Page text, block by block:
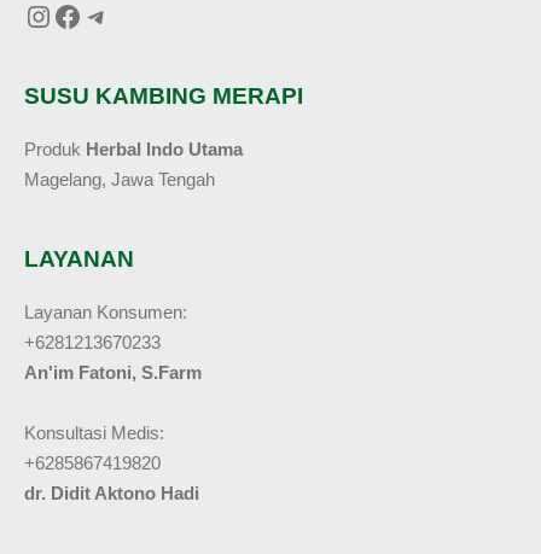
SUSU KAMBING MERAPI
Produk Herbal Indo Utama
Magelang, Jawa Tengah
LAYANAN
Layanan Konsumen:
+6281213670233
An'im Fatoni, S.Farm
Konsultasi Medis:
+6285867419820
dr. Didit Aktono Hadi